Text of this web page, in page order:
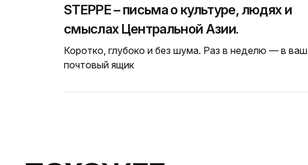
STEPPE – письма о культуре, людях и
смыслах Центральной Азии.
Коротко, глубоко и без шума. Раз в неделю — в ваш
почтовый ящик